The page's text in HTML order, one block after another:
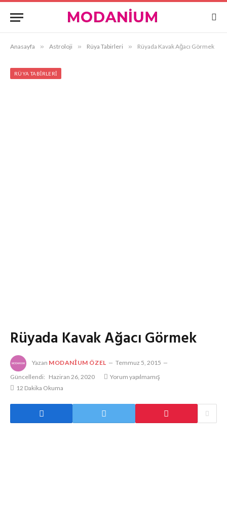
Anasayfa » Astroloji » Rüya Tabirleri » Rüyada Kavak Ağacı Görmek
RÜYA TABIRLERI
Rüyada Kavak Ağacı Görmek
Yazan MODANIUM ÖZEL
Temmuz 5, 2015
Güncellendi: Haziran 26, 2020
Yorum yapılmamış
12 Dakika Okuma